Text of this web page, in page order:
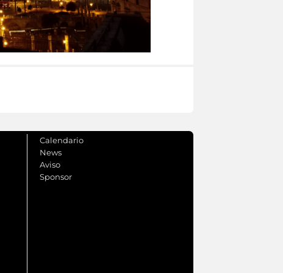
Calendario
News
Aviso
Sponsor